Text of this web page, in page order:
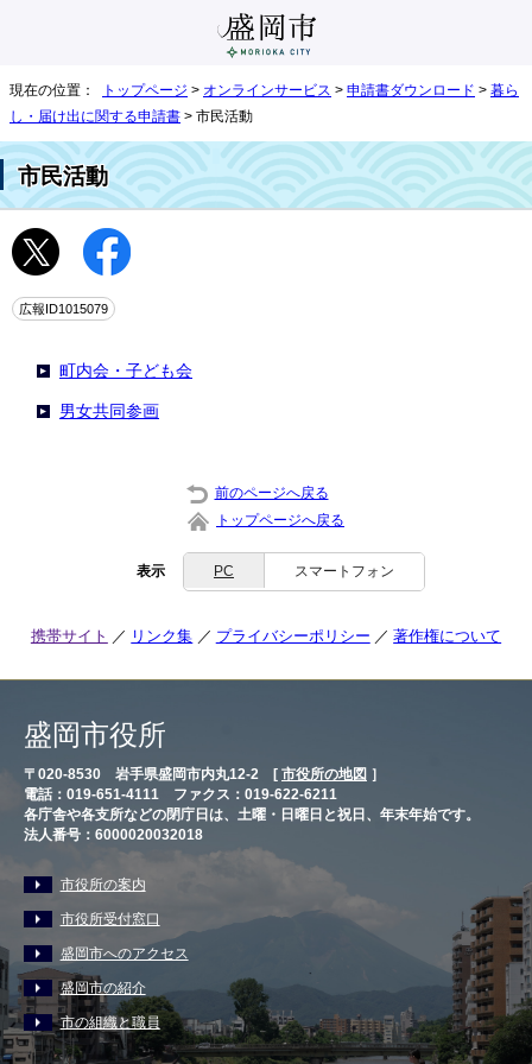
現在の位置： トップページ > オンラインサービス > 申請書ダウンロード > 暮ら
し・届け出に関する申請書 > 市民活動
市民活動
広報ID1015079
町内会・子ども会
男女共同参画
前のページへ戻る
トップページへ戻る
表示 PC スマートフォン
携帯サイト リンク集 プライバシーポリシー 著作権について
盛岡市役所
〒020-8530 岩手県盛岡市内丸12-2 [ 市役所の地図 ］
電話：019-651-4111 ファクス：019-622-6211
各庁舎や各支所などの閉庁日は、土曜・日曜日と祝日、年末年始です。
法人番号：6000020032018
市役所の案内
市役所受付窓口
盛岡市へのアクセス
盛岡市の紹介
市の組織と職員